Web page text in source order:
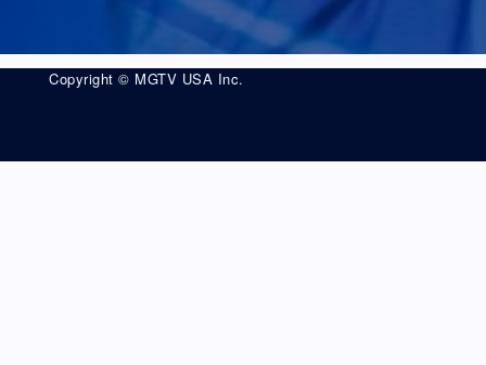
Copyright © MGTV USA Inc.